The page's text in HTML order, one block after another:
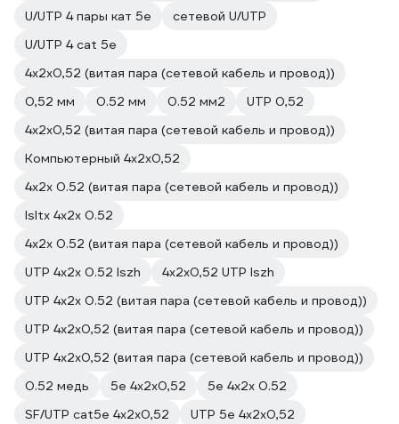
U/UTP 4 пары кат 5e
сетевой U/UTP
U/UTP 4 cat 5e
4х2х0,52 (витая пара (сетевой кабель и провод))
0,52 мм
0.52 мм 0.52 мм2
UTP 0,52
4х2х0,52 (витая пара (сетевой кабель и провод))
Компьютерный 4х2х0,52
4х2х 0.52 (витая пара (сетевой кабель и провод))
lsltx 4х2х 0.52
4х2х 0.52 (витая пара (сетевой кабель и провод))
UTP 4х2х 0.52 lszh
4х2х0,52 UTP lszh
UTP 4х2х 0.52 (витая пара (сетевой кабель и провод))
UTP 4х2х0,52 (витая пара (сетевой кабель и провод))
UTP 4х2х0,52 (витая пара (сетевой кабель и провод))
0.52 медь
5е 4х2х0,52
5е 4х2х 0.52
SF/UTP cat5e 4х2х0,52
UTP 5е 4х2х0,52